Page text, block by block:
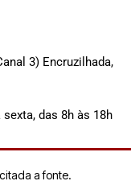
3) Encruzilhada,
das 8h às 18h
a fonte.